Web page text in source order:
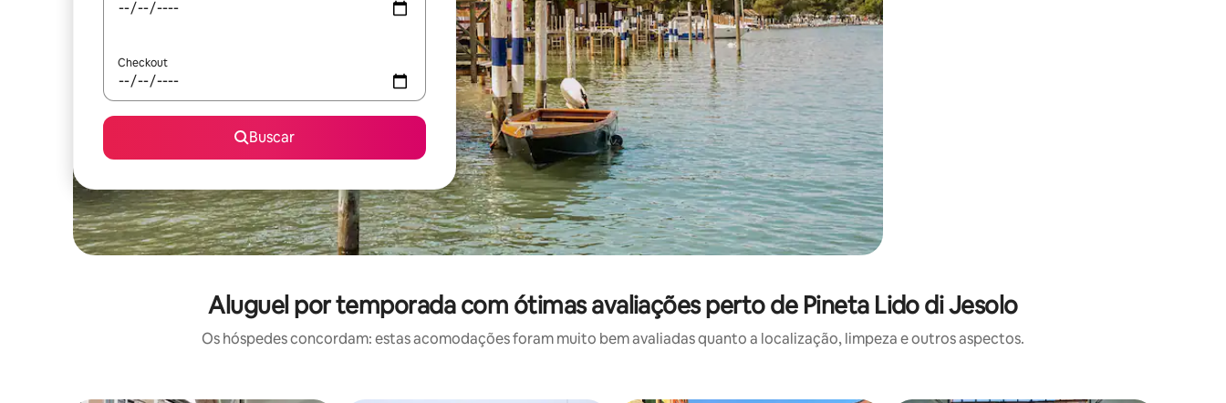
Checkout
Buscar
Aluguel por temporada com ótimas avaliações perto de Pineta Lido di Jesolo
Os hóspedes concordam: estas acomodações foram muito bem avaliadas quanto a localização, limpeza e outros aspectos.